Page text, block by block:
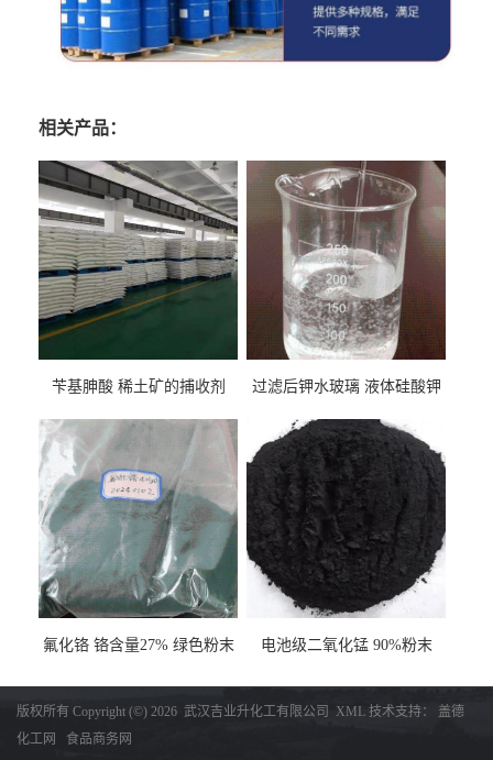
相关产品：
苄基胂酸 稀土矿的捕收剂 过滤后钾水玻璃 液体硅酸钾
氟化铬 铬含量27% 绿色粉末 电池级二氧化锰 90%粉末
版权所有 Copyright (©) 2026 武汉吉业升化工有限公司 XML 技术支持： 盖德
化工网
食品商务网